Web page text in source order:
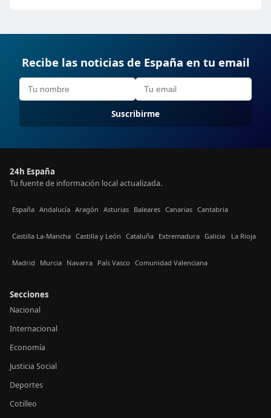
Recibe las noticias de España en tu email
Suscribirme
24h España
Tu fuente de información local actualizada.
España Andalucía Aragón Asturias Baleares Canarias Cantabria
Castilla La-Mancha Castilla y León Cataluña Extremadura Galicia La Rioja
Madrid Murcia Navarra País Vasco Comunidad Valenciana
Secciones
Nacional
Internacional
Economía
Justicia Social
Deportes
Cotilleo